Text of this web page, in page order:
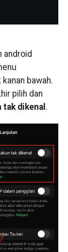
android
bawah.
pilih dan
tak dikenal .